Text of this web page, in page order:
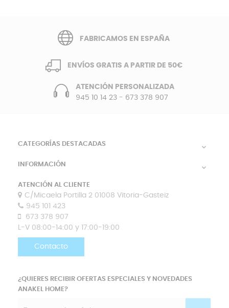
FABRICAMOS EN ESPAÑA
ENVÍOS GRATIS A PARTIR DE 50€
ATENCIÓN PERSONALIZADA
945 10 14 23- 673 378 907
CATEGORÍAS DESTACADAS 
INFORMACIÓN 
ATENCIÓN AL CLIENTE
C/Micaela Portilla 2 01008 Vitoria-Gasteiz
945 101 423
673 378 907
L-V 08:00-14:00 y 17:00-19:00
Contacto
¿QUIERES RECIBIR OFERTAS ESPECIALES Y NOVEDADES
ANAKEL HOME?